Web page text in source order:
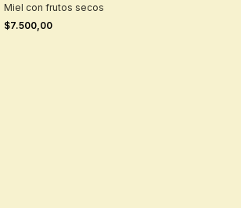
Miel con frutos secos
$7.500,00